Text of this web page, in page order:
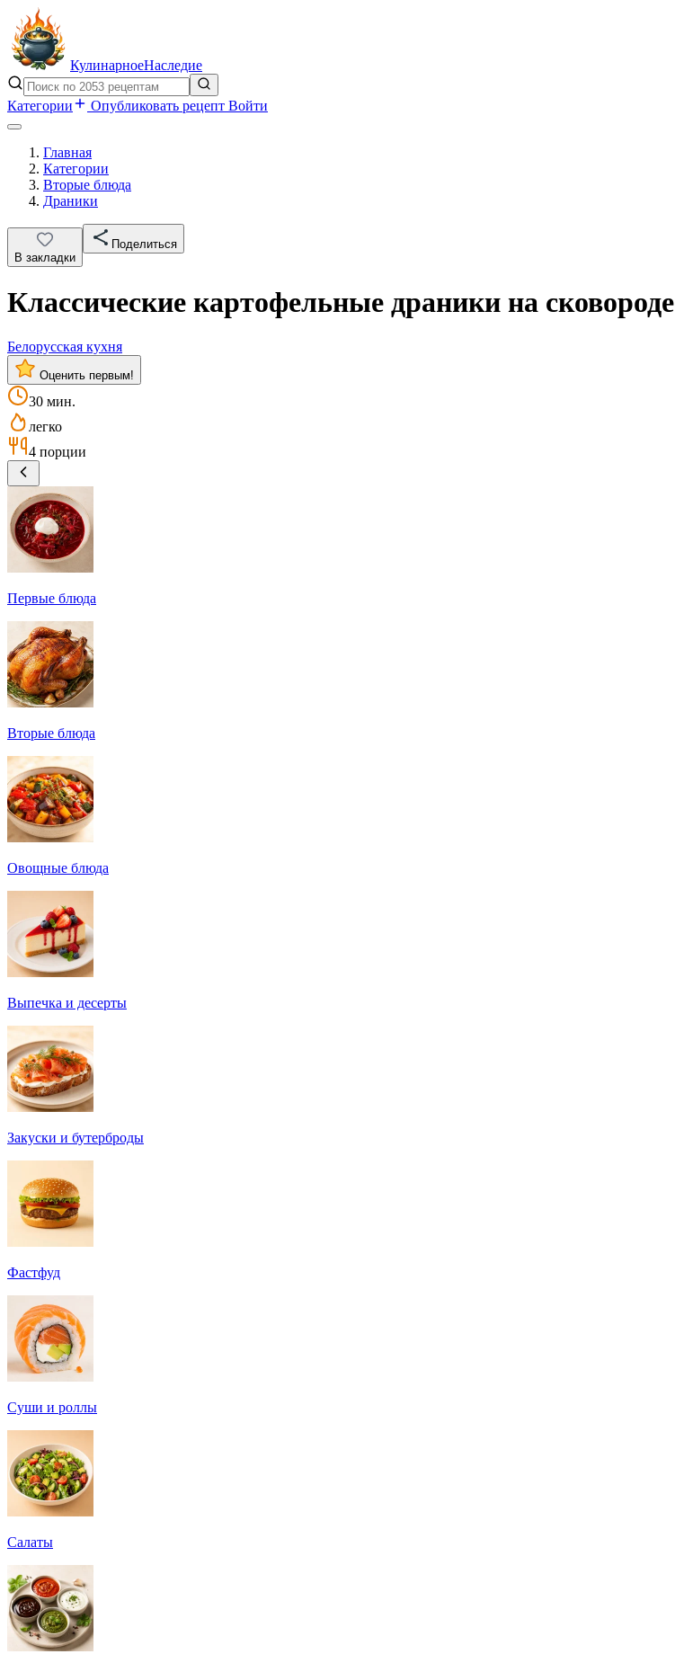
КулинарноеНаследие
Категории Опубликовать рецепт Войти
Главная
Категории
Вторые блюда
Драники
В закладки
Поделиться
Классические картофельные драники на сковороде
Белорусская кухня
Оценить первым!
30 мин.
легко
4 порции
Первые блюда
Вторые блюда
Овощные блюда
Выпечка и десерты
Закуски и бутерброды
Фастфуд
Суши и роллы
Салаты